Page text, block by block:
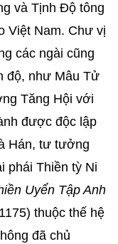
và Tịnh Độ tông
Việt Nam. Chư vị
các ngài cũng
độ, như Mâu Tử
Tăng Hội với
được độc lập
Hán, tư tưởng
phái Thiền tỳ Ni
Uyển Tập Anh
thuộc thế hệ
đã chủ